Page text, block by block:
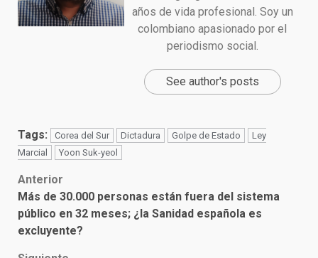
años de vida profesional. Soy un
colombiano apasionado por el
periodismo social.
See author's posts
Tags: Corea del Sur Dictadura Golpe de Estado
Ley
Marcial
Yoon Suk-yeol
Post
navigation
Anterior
Más de 30.000 personas están fuera del sistema
público en 32 meses; ¿la Sanidad española es
excluyente?